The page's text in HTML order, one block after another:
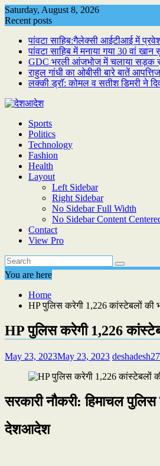
Skip
to
Saturday, August 8, 2026
Recent posts
पांवटा साहिब:गैलेक्सी आईटीआई में
पांवटा साहिब में मनाया गया 30 वां खान
GDC भरली आंजभोज में चलाया सड़क
राहुल गांधी का ओबीसी बारे बातें
लक्की ड्राॅ: कोमल व सतीश डिमरी ने
Sports
Politics
Technology
Fashion
Health
Layout
Left Sidebar
Right Sidebar
No Sidebar Full Width
No Sidebar Content
Contact
View Pro
You are here
Home
HP पुलिस करेगी 1,226 कांस्टेबलों की
HP पुलिस करेगी 1,226
May 23, 2023May 23, 2023 deshadesh27
सरकारी नौकरी: हिमाचल पुलिस
देशआदेश